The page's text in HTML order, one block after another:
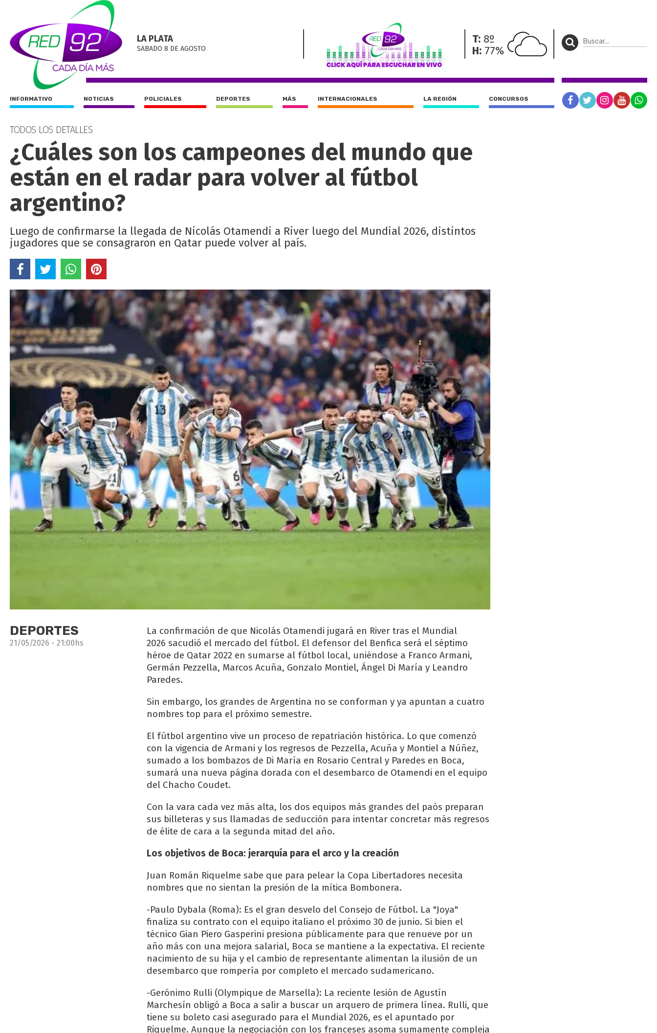
LA PLATA
SABADO 8 DE AGOSTO
T: 8º
H: 77%
INFORMATIVO NOTICIAS POLICIALES DEPORTES MÁS INTERNACIONALES LA REGIÓN CONCURSOS
TODOS LOS DETALLES
¿Cuáles son los campeones del mundo que
están en el radar para volver al fútbol
argentino?
Luego de confirmarse la llegada de Nicolás Otamendi a River luego del Mundial 2026, distintos
jugadores que se consagraron en Qatar puede volver al país.
DEPORTES
21/05/2026 - 21:00hs
La confirmación de que Nicolás Otamendi jugará en River tras el Mundial
2026 sacudió el mercado del fútbol. El defensor del Benfica será el séptimo
héroe de Qatar 2022 en sumarse al fútbol local, uniéndose a Franco Armani,
Germán Pezzella, Marcos Acuña, Gonzalo Montiel, Ángel Di María y Leandro
Paredes.
Sin embargo, los grandes de Argentina no se conforman y ya apuntan a cuatro
nombres top para el próximo semestre.
El fútbol argentino vive un proceso de repatriación histórica. Lo que comenzó
con la vigencia de Armani y los regresos de Pezzella, Acuña y Montiel a Núñez,
sumado a los bombazos de Di María en Rosario Central y Paredes en Boca,
sumará una nueva página dorada con el desembarco de Otamendi en el equipo
del Chacho Coudet.
Con la vara cada vez más alta, los dos equipos más grandes del paós preparan
sus billeteras y sus llamadas de seducción para intentar concretar más regresos
de élite de cara a la segunda mitad del año.
Los objetivos de Boca: jerarquía para el arco y la creación
Juan Román Riquelme sabe que para pelear la Copa Libertadores necesita
nombres que no sientan la presión de la mítica Bombonera.
-Paulo Dybala (Roma): Es el gran desvelo del Consejo de Fútbol. La "Joya"
finaliza su contrato con el equipo italiano el próximo 30 de junio. Si bien el
técnico Gian Piero Gasperini presiona públicamente para que renueve por un
año más con una mejora salarial, Boca se mantiene a la expectativa. El reciente
nacimiento de su hija y el cambio de representante alimentan la ilusión de un
desembarco que rompería por completo el mercado sudamericano.
-Gerónimo Rulli (Olympique de Marsella): La reciente lesión de Agustín
Marchesín obligó a Boca a salir a buscar un arquero de primera línea. Rulli, que
tiene su boleto casi asegurado para el Mundial 2026, es el apuntado por
Riquelme. Aunque la negociación con los franceses asoma sumamente compleja